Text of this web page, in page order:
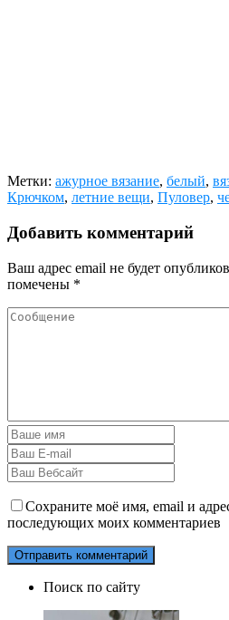
Метки: ажурное вязание, белый,
Крючком, летние вещи, Пуловер,
Добавить комментарий
Ваш адрес email не будет
помечены *
Сохраните моё имя, email и
последующих моих комментариев
Поиск по сайту